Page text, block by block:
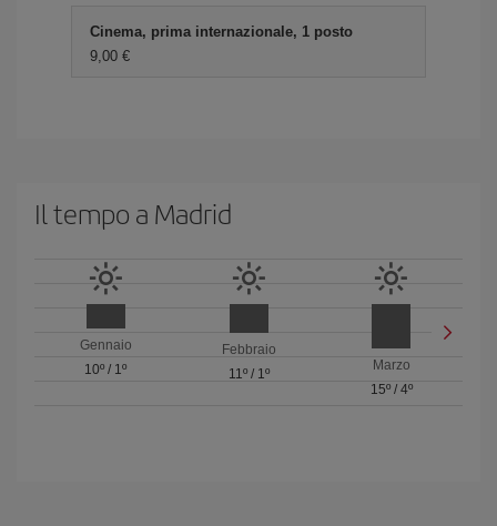
Cinema, prima internazionale, 1 posto
9,00 €
Il tempo a Madrid
Gennaio
10º / 1º
Febbraio
11º/ 1º
Marzo
15º/ 4º